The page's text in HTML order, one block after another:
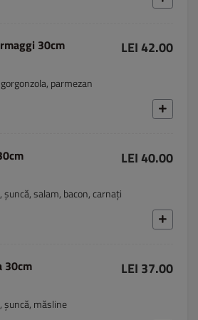
30cm LEI 42.00
parmezan
LEI 40.00
salam, bacon, carnați
30cm LEI 37.00
șuncă, măsline